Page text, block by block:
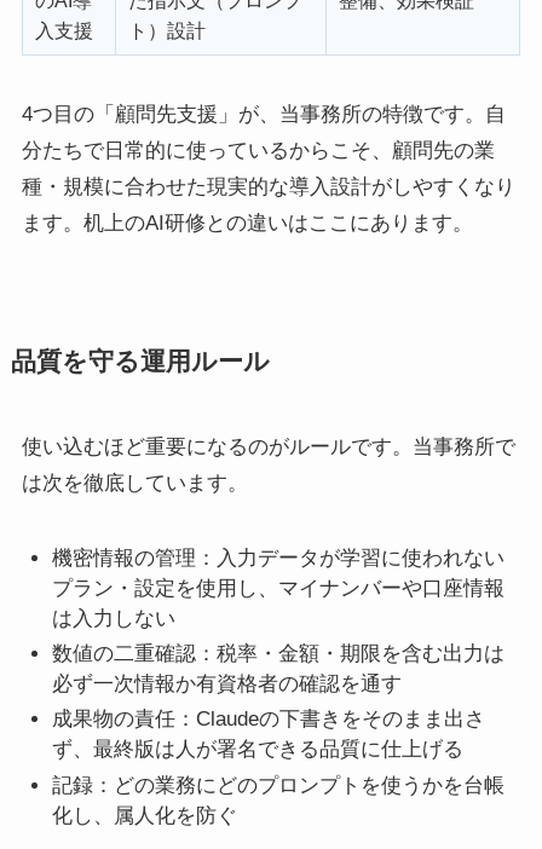
入支援
ト）設計
4つ目の「顧問先支援」が、当事務所の特徴です。自
分たちで日常的に使っているからこそ、顧問先の業
種・規模に合わせた現実的な導入設計がしやすくなり
ます。机上のAI研修との違いはここにあります。
品質を守る運用ルール
使い込むほど重要になるのがルールです。当事務所で
は次を徹底しています。
機密情報の管理：入力データが学習に使われない
プラン・設定を使用し、マイナンバーや口座情報
は入力しない
数値の二重確認：税率・金額・期限を含む出力は
必ず一次情報か有資格者の確認を通す
成果物の責任：Claudeの下書きをそのまま出さ
ず、最終版は人が署名できる品質に仕上げる
記録：どの業務にどのプロンプトを使うかを台帳
化し、属人化を防ぐ